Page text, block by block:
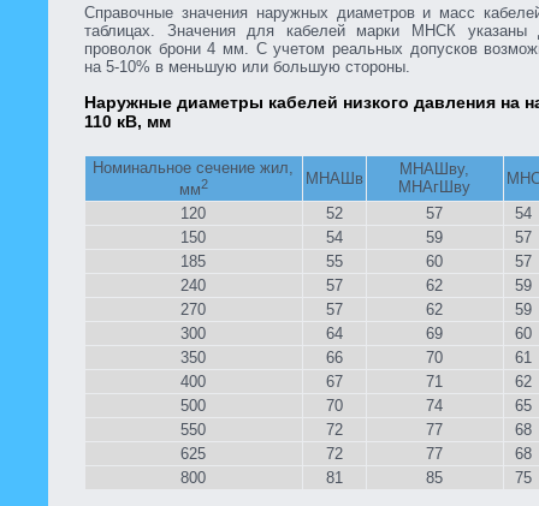
Справочные значения наружных диаметров и масс
таблицах. Значения для кабелей марки МНСК указаны
проволок брони 4 мм. С учетом реальных допусков
на 5-10% в меньшую или большую стороны.
Наружные диаметры кабелей низкого давления на
110 кВ, мм
Номинальное сечение жил,
мм2 МНАШв
МНАШву,
МНАгШву
120
52 57
54
150
54 59
57
185
55 60
57
240
57 62
59
270
57 62
59
300
64 69
60
350
66 70
61
400
67 71
62
500
70 74
65
550
72 77
68
625
72 77
68
800
81 85 75